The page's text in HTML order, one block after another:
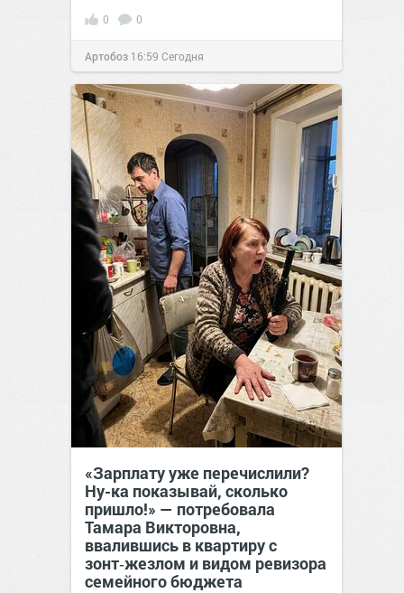
0 0
Артобоз 16:59 Сегодня
«Зарплату уже перечислили?
Ну-ка показывай, сколько
пришло!» — потребовала
Тамара Викторовна,
ввалившись в квартиру с
зонт‑жезлом и видом ревизора
семейного бюджета